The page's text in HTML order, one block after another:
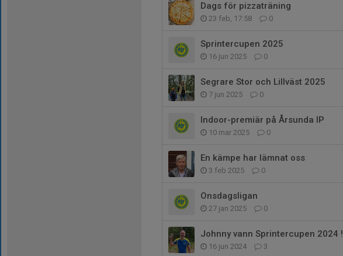
Dags för pizzaträning
23 feb, 17:58 0
Sprintercupen 2025
16 jun 2025 0
Segrare Stor och Lillväst 2025
7 jun 2025 0
Indoor-premiär på Årsunda IP
10 mar 2025 0
En kämpe har lämnat oss
3 feb 2025 0
Onsdagsligan
27 jan 2025 0
Johnny vann Sprintercupen 2024 !
16 jun 2024 3